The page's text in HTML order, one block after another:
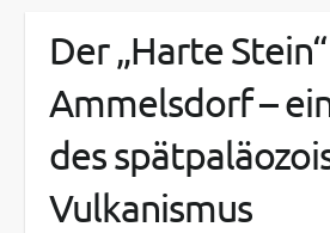
Der „Harte
Ammelsdorf –
des
Vulkanismus